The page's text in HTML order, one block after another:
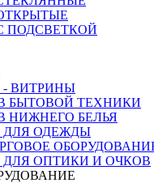
ПОДСВЕТКОЙ
ВИТРИНЫ
БЫТОВОЙ ТЕХНИКИ
НИЖНЕГО БЕЛЬЯ
ДЛЯ ОДЕЖДЫ
ОПТИКИ И ОЧКОВ